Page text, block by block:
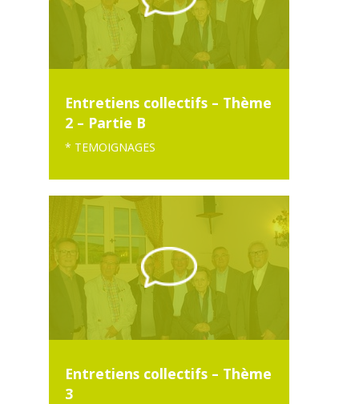
Entretiens collectifs – Thème
2 – Partie B
* TEMOIGNAGES
Entretiens collectifs – Thème
3